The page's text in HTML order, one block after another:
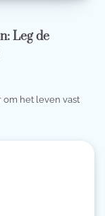
Leg de
om het leven vast